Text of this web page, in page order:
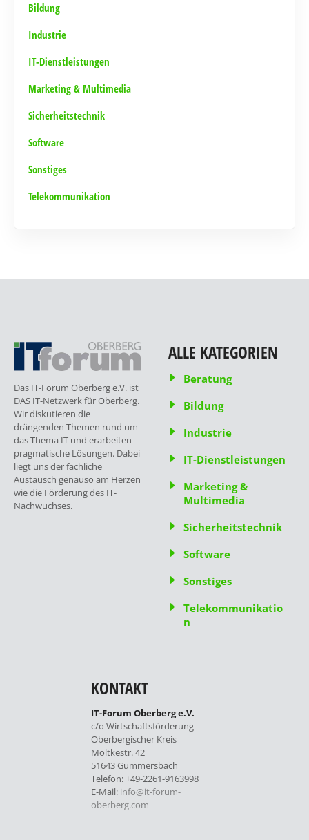
Bildung
Industrie
IT-Dienstleistungen
Marketing & Multimedia
Sicherheitstechnik
Software
Sonstiges
Telekommunikation
Das IT-Forum Oberberg e.V. ist
DAS IT-Netzwerk für Oberberg.
Wir diskutieren die
drängenden Themen rund um
das Thema IT und erarbeiten
pragmatische Lösungen. Dabei
liegt uns der fachliche
Austausch genauso am Herzen
wie die Förderung des IT-
Nachwuchses.
ALLE KATEGORIEN
Beratung
Bildung
Industrie
IT-Dienstleistungen
Marketing &
Multimedia
Sicherheitstechnik
Software
Sonstiges
Telekommunikatio
n
KONTAKT
IT-Forum Oberberg e.V.
c/o Wirtschaftsförderung
Oberbergischer Kreis
Moltkestr. 42
51643 Gummersbach
Telefon: +49-2261-9163998
E-Mail: info@it-forum-
oberberg.com